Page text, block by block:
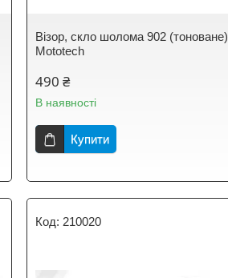
Візор, скло шолома 902 (тоноване)
Mototech
490 ₴
В наявності
Купити
210020